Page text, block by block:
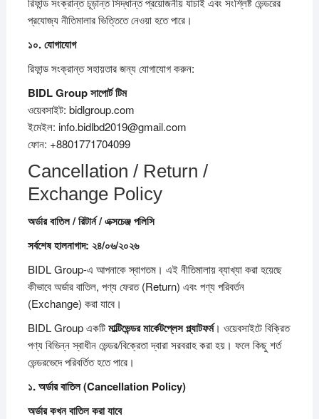
প্রযোজ্য নীতিমালার ভিত্তিতে নেওয়া হতে পারে।
১০.যোগাযোগ
রিফান্ড সংক্রান্ত সহায়তার জন্য যোগাযোগ করুন:
BIDL Groupসাপোর্টটিম
ওয়েবসাইট: bidlgroup.com
ইমেইল: info.bidlbd2019@gmail.com
ফোন: +8801771704099
Cancellation / Return /
Exchange Policy
অর্ডারবাতিল /রিটার্ন /এক্সচেঞ্জপলিসি
সর্বশেষহালনাগাদ: ২৪/০৬/২০২৬
BIDL Group-এ আপনাকে স্বাগতম। এই নীতিমালায় ব্যাখ্যা করা হয়েছে
কীভাবে অর্ডার বাতিল, পণ্য ফেরত (Return) এবং পণ্য পরিবর্তন
(Exchange) করা যাবে।
BIDL Group একটিমাল্টিভেন্ডরমার্কেটপ্লেসপ্ল্যাটফর্ম। ওয়েবসাইটে বিক্রিত
পণ্য বিভিন্ন স্বাধীন ভেন্ডর/বিক্রেতা দ্বারা সরবরাহ করা হয়। ফলে কিছু শর্ত
ভেন্ডরভেদে পরিবর্তিত হতে পারে।
১.অর্ডারবাতিল (Cancellation Policy)
অর্ডারকখনবাতিলকরাযাবে